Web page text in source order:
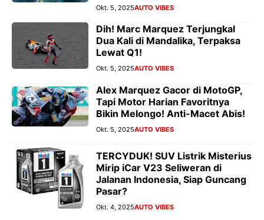
Okt. 5, 2025AUTO VIBES
Dih! Marc Marquez Terjungkal
Dua Kali di Mandalika, Terpaksa
Lewat Q1!
Okt. 5, 2025AUTO VIBES
Alex Marquez Gacor di MotoGP,
Tapi Motor Harian Favoritnya
Bikin Melongo! Anti-Macet Abis!
Okt. 5, 2025AUTO VIBES
TERCYDUK! SUV Listrik Misterius
Mirip iCar V23 Seliweran di
Jalanan Indonesia, Siap Guncang
Pasar?
Okt. 4, 2025AUTO VIBES